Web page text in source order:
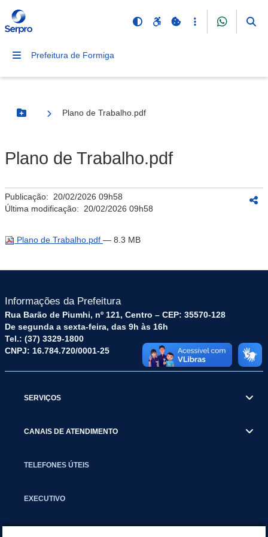
Prefeitura de Formiga
Botão Menu
Plano de Trabalho.pdf
Plano de Trabalho.pdf
Publicação: 20/02/2026 09h58
Última modificação: 20/02/2026 09h58
Plano de Trabalho.pdf — 8.3 MB
Informações da Prefeitura
Rua Barão de Piumhi, nº 121, Centro – CEP: 35570-128
De segunda a sexta-feira, das 9h às 16h
Tel.: (37) 3329-1800
CNPJ: 16.784.720/0001-25
SERVIÇOS
CANAIS DE ATENDIMENTO
TELEFONES ÚTEIS
EXECUTIVO